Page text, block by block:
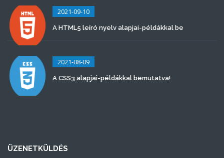
2021-09-10
A HTML5 leíró nyelv alapjai-példákkal be
2021-08-09
A CSS3 alapjai-példákkal bemutatva!
ÜZENETKÜLDÉS